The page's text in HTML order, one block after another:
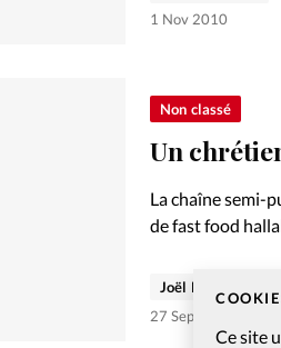
Ce site
voisine de celle
1 Nov 2010
Non classé
Un
La chaîne semi-
de fast food
et à ne pas
socialisation
Joël Reymond
27 Sep 2010